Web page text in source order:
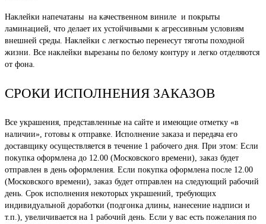
Наклейки напечатаны на качественном виниле и покрыты
ламинацией, что делает их устойчивыми к агрессивным условиям
внешней среды. Наклейки с легкостью перенесут тяготы походной
жизни. Все наклейки вырезаны по белому контуру и легко отделяются
от фона.
СРОКИ ИСПОЛНЕНИЯ ЗАКАЗОВ
Все украшения, представленные на сайте и имеющие отметку «в
наличии», готовы к отправке. Исполнение заказа и передача его
доставщику осуществляется в течение 1 рабочего дня. При этом: Если
покупка оформлена до 12.00 (Московского времени), заказ будет
отправлен в день оформления. Если покупка оформлена после 12.00
(Московского времени), заказ будет отправлен на следующий рабочий
день. Срок исполнения некоторых украшений, требующих
индивидуальной доработки (подгонка длины, нанесение надписи и
т.п.), увеличивается на 1 рабочий день. Если у вас есть пожелания по